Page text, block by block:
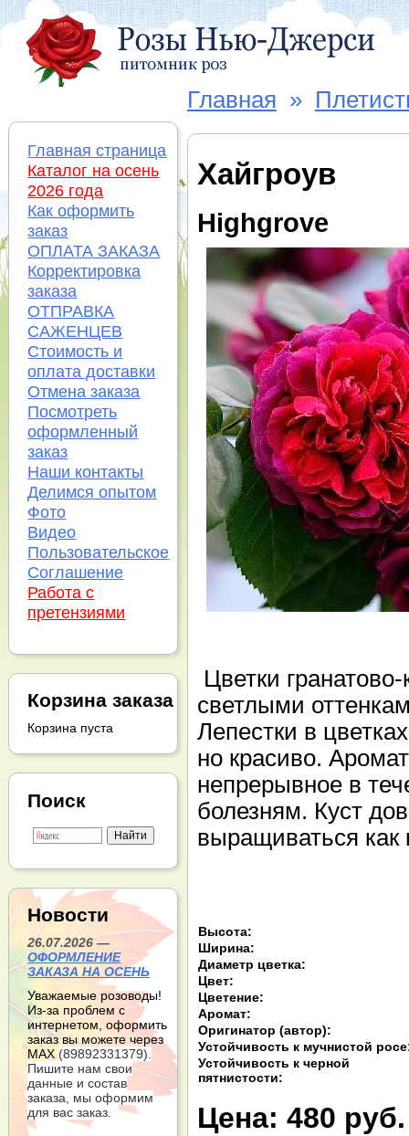
Главная »
Хайгроув
Highgrove
Цветки
светлыми
Лепестки в
но красиво.
непрерывное в
болезням. Куст
выращиваться
Высота:
Ширина:
Диаметр цветка:
Цвет:
Цветение:
Аромат:
Оригинатор (автор):
Устойчивость к мучнистой
Устойчивость к черной
пятнистости:
Цена: 480 руб.
Главная страница
Каталог на осень
2026 года
Как оформить
заказ
ОПЛАТА ЗАКАЗА
Корректировка
заказа
ОТПРАВКА
САЖЕНЦЕВ
Стоимость и
оплата доставки
Отмена заказа
Посмотреть
оформленный
заказ
Наши контакты
Делимся опытом
Фото
Видео
Пользовательское
Соглашение
Работа с
претензиями
Корзина заказа
Корзина пуста
Поиск
Новости
26.07.2026 —
ОФОРМЛЕНИЕ
ЗАКАЗА НА ОСЕНЬ
Уважаемые розоводы!
Из-за проблем с
интернетом, оформить
заказ вы можете через
МАХ (89892331379).
Пишите нам свои
данные и состав
заказа, мы оформим
для вас заказ.